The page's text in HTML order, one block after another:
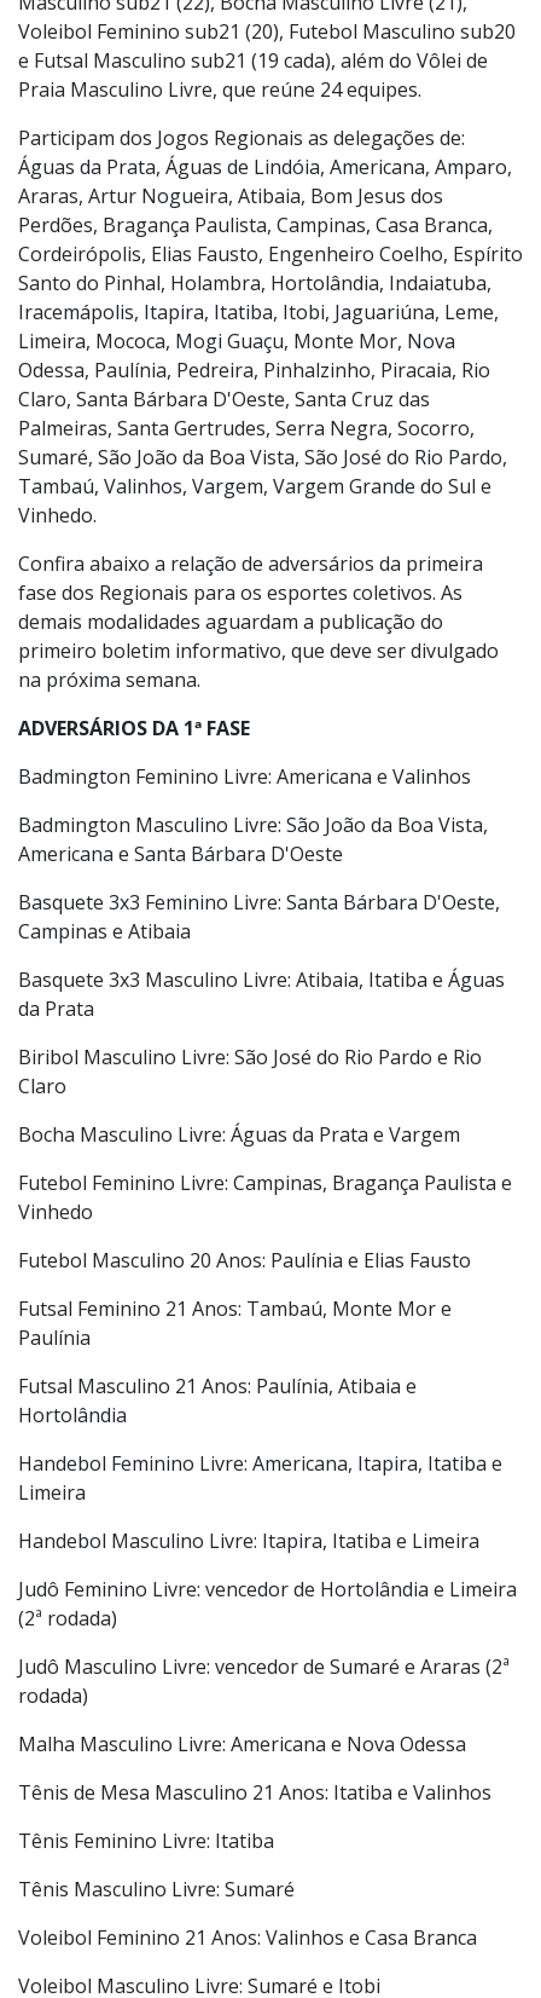
equipe. Entre os maiores números de inscritos de toda
a 4ª Região estão Atletismo Masculino Livre (25
municípios), Atletismo Feminino Livre (22), Voleibol
Voleibol Feminino sub21 (20), Futebol Masculino sub20
e Futsal Masculino sub21 (19 cada), além do Vôlei de
Praia Masculino Livre, que reúne 24 equipes.
Participam dos Jogos Regionais as delegações de:
Águas da Prata, Águas de Lindóia, Americana, Amparo,
Araras, Artur Nogueira, Atibaia, Bom Jesus dos
Perdões, Bragança Paulista, Campinas, Casa Branca,
Cordeirópolis, Elias Fausto, Engenheiro Coelho, Espírito
Santo do Pinhal, Holambra, Hortolândia, Indaiatuba,
Iracemápolis, Itapira, Itatiba, Itobi, Jaguariúna, Leme,
Limeira, Mococa, Mogi Guaçu, Monte Mor, Nova
Odessa, Paulínia, Pedreira, Pinhalzinho, Piracaia, Rio
Claro, Santa Bárbara D'Oeste, Santa Cruz das
Sumaré, São João da Boa Vista, São José do Rio Pardo,
Tambaú, Valinhos, Vargem, Vargem Grande do Sul e
Vinhedo.
Confira abaixo a relação de adversários da primeira
demais modalidades aguardam a publicação do
primeiro boletim informativo, que deve ser divulgado
na próxima semana.
ADVERSÁRIOS DA 1ª FASE
Badmington Feminino Livre: Americana e Valinhos
Badmington Masculino Livre: São João da Boa Vista,
Americana e Santa Bárbara D'Oeste
Basquete 3x3 Feminino Livre: Santa Bárbara D'Oeste,
Campinas e Atibaia
Basquete 3x3 Masculino Livre: Atibaia, Itatiba e Águas
da Prata
Biribol Masculino Livre: São José do Rio Pardo e Rio
Claro
Bocha Masculino Livre: Águas da Prata e Vargem
Futebol Feminino Livre: Campinas, Bragança Paulista e
Vinhedo
Futebol Masculino 20 Anos: Paulínia e Elias Fausto
Futsal Feminino 21 Anos: Tambaú, Monte Mor e
Paulínia
Futsal Masculino 21 Anos: Paulínia, Atibaia e
Hortolândia
Handebol Feminino Livre: Americana, Itapira, Itatiba e
Limeira
Handebol Masculino Livre: Itapira, Itatiba e Limeira
Judô Feminino Livre: vencedor de Hortolândia e Limeira
(2ª rodada)
Judô Masculino Livre: vencedor de Sumaré e Araras (2ª